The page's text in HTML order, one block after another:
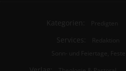
Kategorien: Predigten
Services: Redaktion
Sonn- und Feiertage,